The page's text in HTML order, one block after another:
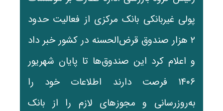
پولی غیربانکی بانک مرکزی از فعالیت حدود
۲ هزار صندوق قرض‌الحسنه در کشور خبر داد
و اعلام کرد این صندوق‌ها تا پایان شهریور
۱۴۰۶ فرصت دارند اطلاعات خود را
به‌روزرسانی و مجوزهای لازم را از بانک